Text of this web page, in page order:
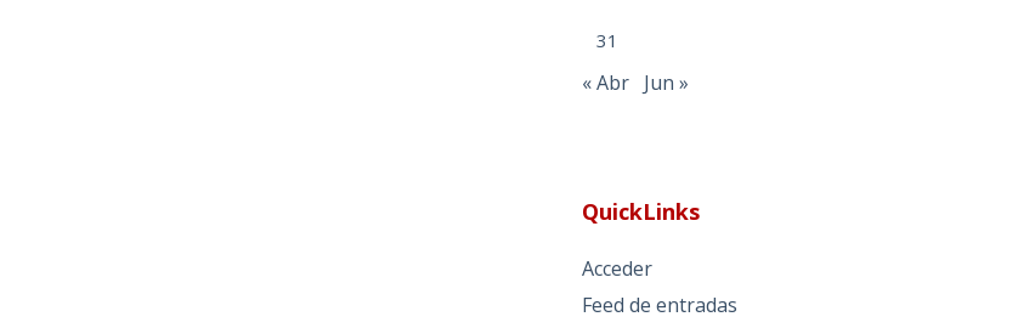
31
« Abr Jun »
QuickLinks
Acceder
Feed de entradas